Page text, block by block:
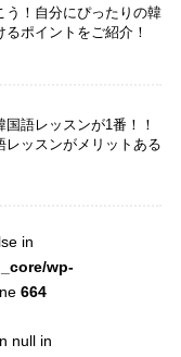
う！自分にぴったりの韓
るポイントをご紹介！
語レッスンが1番！！
レッスンがメリットある
in
wp-
664
null in